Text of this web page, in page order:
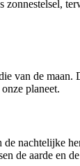
van de
planeet.
nachtelijke
de aarde en